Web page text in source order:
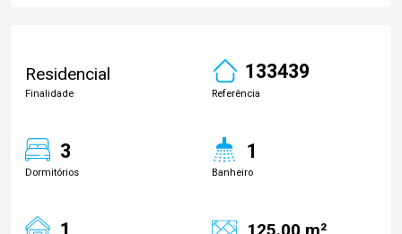
Residencial
Finalidade
133439
Referência
3
Dormitórios
1
Banheiro